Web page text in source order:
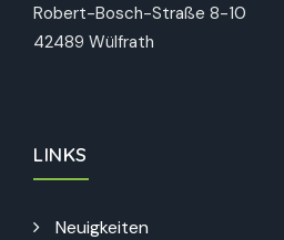
Robert-Bosch-Straße 8-10
42489 Wülfrath
LINKS
Neuigkeiten